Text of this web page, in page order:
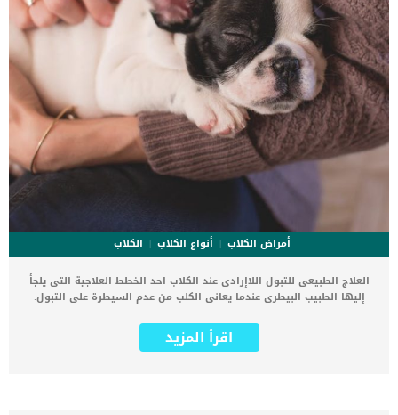
أمراض الكلاب أنواع الكلاب
الكلاب
العلاج الطبيعى للتبول اللاإرادى عند الكلاب احد الخطط العلاجية التى يلجأ
إليها الطبيب البيطرى عندما يعانى الكلب من عدم السيطرة على التبول.
الحؤكة الطبيعية له مثل المشى أو الجرى دون الشعور بأنه يتبول. كما ان
تشيع إصابة التبول اللاإرادي عند الكلاب الأكبر سنا. اقرأ ايضا: الانسجة
اقرأ المزيد